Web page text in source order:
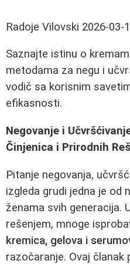
Radoje Vilovski 2026-03-
Saznajte istinu o
metodama za negu i
vodič sa korisnim
efikasnosti.
Negovanje i
Činjenica i Prirodnih
Pitanje negovanja,
izgleda grudi jedna je od
ženama svih generacija.
rešenjem, mnoge
kremica, gelova i
razočaranje. Ovaj